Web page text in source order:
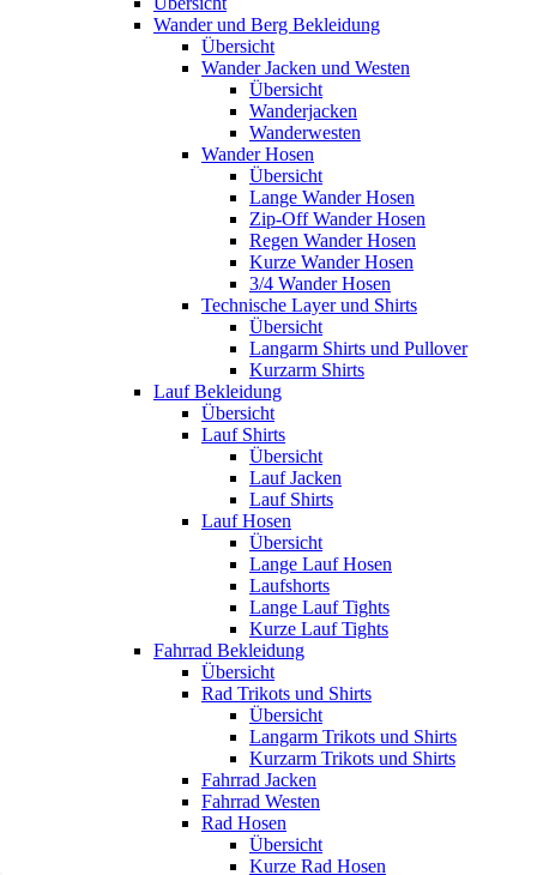
Wander und Berg Bekleidung
Übersicht
Wander Jacken und Westen
Übersicht
Wanderjacken
Wanderwesten
Wander Hosen
Übersicht
Lange Wander Hosen
Zip-Off Wander Hosen
Regen Wander Hosen
Kurze Wander Hosen
3/4 Wander Hosen
Technische Layer und Shirts
Übersicht
Langarm Shirts und Pullover
Kurzarm Shirts
Lauf Bekleidung
Übersicht
Lauf Shirts
Übersicht
Lauf Jacken
Lauf Shirts
Lauf Hosen
Übersicht
Lange Lauf Hosen
Laufshorts
Lange Lauf Tights
Kurze Lauf Tights
Fahrrad Bekleidung
Übersicht
Rad Trikots und Shirts
Übersicht
Langarm Trikots und Shirts
Kurzarm Trikots und Shirts
Fahrrad Jacken
Fahrrad Westen
Rad Hosen
Übersicht
Kurze Rad Hosen